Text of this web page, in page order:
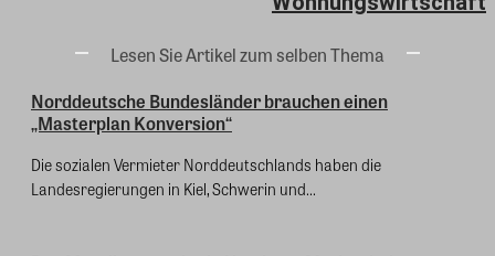
Lesen Sie Artikel zum selben Thema
Norddeutsche Bundesländer brauchen einen
„Masterplan Konversion“
Die sozialen Vermieter Norddeutschlands haben die
Landesregierungen in Kiel, Schwerin und...